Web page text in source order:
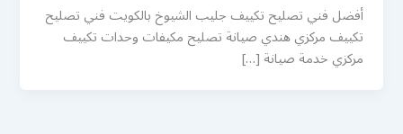
أفضل فني تصليح تكييف جليب الشيوخ بالكويت فني تصليح
تكييف مركزي هندي صيانة تصليح مكيفات وحدات تكييف
مركزي خدمة صيانة […]